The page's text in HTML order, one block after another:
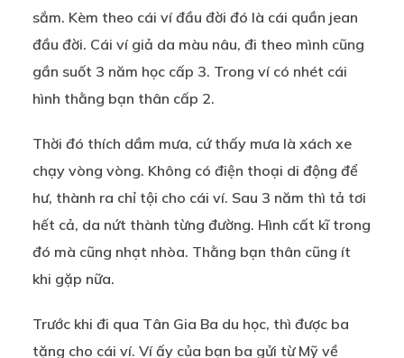
sắm. Kèm theo cái ví đầu đời đó là cái quần jean
đầu đời. Cái ví giả da màu nâu, đi theo mình cũng
gần suốt 3 năm học cấp 3. Trong ví có nhét cái
hình thằng bạn thân cấp 2.
Thời đó thích dầm mưa, cứ thấy mưa là xách xe
chạy vòng vòng. Không có điện thoại di động để
hư, thành ra chỉ tội cho cái ví. Sau 3 năm thì tả tơi
hết cả, da nứt thành từng đường. Hình cất kĩ trong
đó mà cũng nhạt nhòa. Thằng bạn thân cũng ít
khi gặp nữa.
Trước khi đi qua Tân Gia Ba du học, thì được ba
tặng cho cái ví. Ví ấy của bạn ba gửi từ Mỹ về